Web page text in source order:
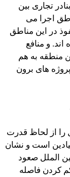
تجاری بین
اجرا می
در این مناطق
اند. و منافع
منطقه به هم
های برون
را از لحاظ قدرت
است و نشان
الملل صعود
كردن فاصله